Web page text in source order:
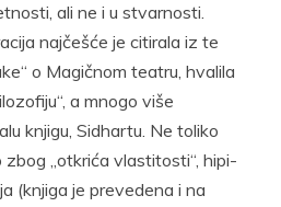
ali ne i u stvarnosti.
najčešće je citirala iz te
o Magičnom teatru, hvalila
a mnogo više
knjigu, Sidhartu. Ne toliko
„otkrića vlastitosti“, hipi-
(knjiga je prevedena i na